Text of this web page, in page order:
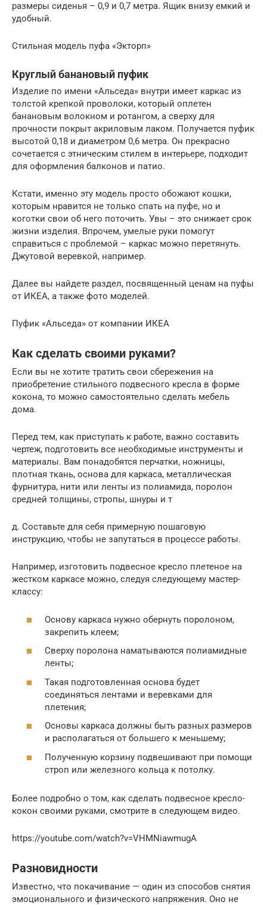
размеры сиденья – 0,9 и 0,7 метра. Ящик внизу емкий и
удобный.
Стильная модель пуфа «Экторп»
Круглый банановый пуфик
Изделие по имени «Альседа» внутри имеет каркас из
толстой крепкой проволоки, который оплетен
банановым волокном и ротангом, а сверху для
прочности покрыт акриловым лаком. Получается пуфик
высотой 0,18 и диаметром 0,6 метра. Он прекрасно
сочетается с этническим стилем в интерьере, подходит
для оформления балконов и патио.
Кстати, именно эту модель просто обожают кошки,
которым нравится не только спать на пуфе, но и
коготки свои об него поточить. Увы – это снижает срок
жизни изделия. Впрочем, умелые руки помогут
справиться с проблемой – каркас можно перетянуть.
Джутовой веревкой, например.
Далее вы найдете раздел, посвященный ценам на пуфы
от ИКЕА, а также фото моделей.
Пуфик «Альседа» от компании ИКЕА
Как сделать своими руками?
Если вы не хотите тратить свои сбережения на
приобретение стильного подвесного кресла в форме
кокона, то можно самостоятельно сделать мебель
дома.
Перед тем, как приступать к работе, важно составить
чертеж, подготовить все необходимые инструменты и
материалы. Вам понадобятся перчатки, ножницы,
плотная ткань, основа для каркаса, металлическая
фурнитура, нити или ленты из полиамида, поролон
средней толщины, стропы, шнуры и т
д. Составьте для себя примерную пошаговую
инструкцию, чтобы не запутаться в процессе работы.
Например, изготовить подвесное кресло плетеное на
жестком каркасе можно, следуя следующему мастер-
классу:
Основу каркаса нужно обернуть поролоном,
закрепить клеем;
Сверху поролона наматываются полиамидные
ленты;
Такая подготовленная основа будет
соединяться лентами и веревками для
плетения;
Основы каркаса должны быть разных размеров
и располагаться от большего к меньшему;
Полученную корзину подвешивают при помощи
строп или железного кольца к потолку.
Более подробно о том, как сделать подвесное кресло-
кокон своими руками, смотрите в следующем видео.
https://youtube.com/watch?v=VHMNiawmugA
Разновидности
Известно, что покачивание — один из способов снятия
эмоционального и физического напряжения. Оно не